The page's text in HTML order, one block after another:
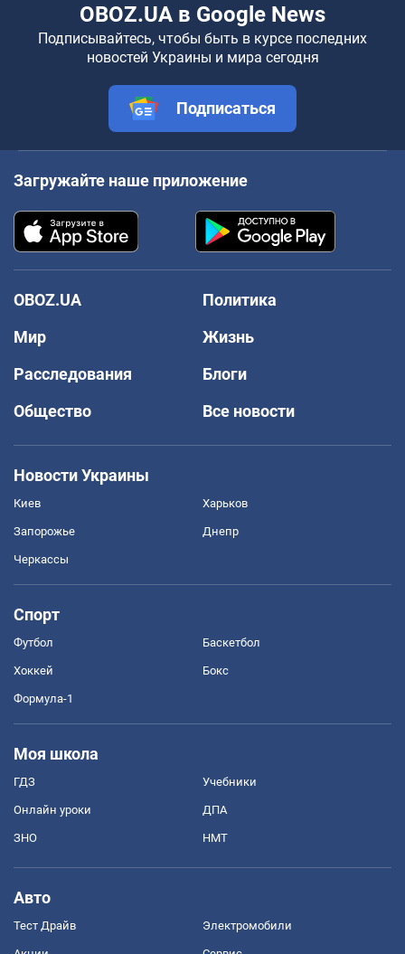
OBOZ.UA в Google News
Подписывайтесь, чтобы быть в курсе последних
новостей Украины и мира сегодня
Подписаться
Загружайте наше приложение
OBOZ.UA
Политика
Мир
Жизнь
Расследования
Блоги
Общество
Все новости
Новости Украины
Киев Харьков
Запорожье Днепр
Черкассы
Спорт
Футбол Баскетбол
Хоккей Бокс
Формула-1
Моя школа
ГДЗ Учебники
Онлайн уроки ДПА
ЗНО НМТ
Авто
Тест Драйв Электромобили